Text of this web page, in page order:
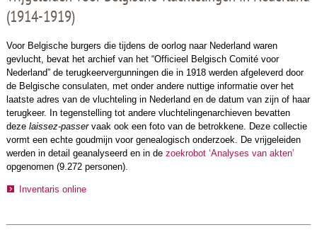
(1914-1919)
Voor Belgische burgers die tijdens de oorlog naar Nederland waren
gevlucht, bevat het archief van het “Officieel Belgisch Comité voor
Nederland” de terugkeervergunningen die in 1918 werden afgeleverd door
de Belgische consulaten, met onder andere nuttige informatie over het
laatste adres van de vluchteling in Nederland en de datum van zijn of haar
terugkeer. In tegenstelling tot andere vluchtelingenarchieven bevatten
deze laissez-passer vaak ook een foto van de betrokkene. Deze collectie
vormt een echte goudmijn voor genealogisch onderzoek. De vrijgeleiden
werden in detail geanalyseerd en in de zoekrobot ‘Analyses van akten’
opgenomen (9.272 personen).
Inventaris online